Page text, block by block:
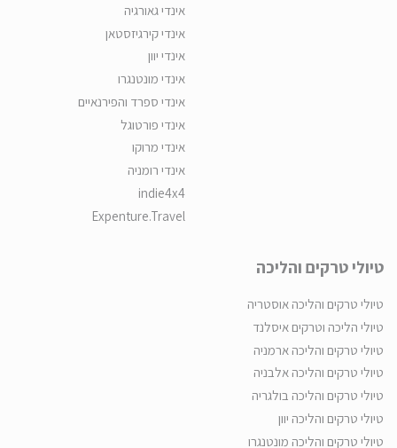
אינדי גאורגיה
אינדי קירגיזסטאן
אינדי יוון
אינדי מונטנגרו
אינדי ספרד והפירנאיים
אינדי פורטוגל
אינדי מרוקו
אינדי רומניה
indie4x4
Expenture.Travel
טיולי טרקים והליכה
טיולי טרקים והליכה אוסטריה
טיולי הליכה וטרקים איסלנד
טיולי טרקים והליכה ארמניה
טיולי טרקים והליכה אלבניה
טיולי טרקים והליכה בולגריה
טיולי טרקים והליכה יוון
טיולי טרקים והליכה מונטנגרו